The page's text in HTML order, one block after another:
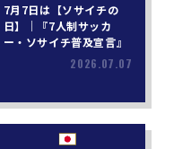
7月7日は【ソサイチの
日】｜『7人制サッカ
ー・ソサイチ普及宣言』
2026.07.07